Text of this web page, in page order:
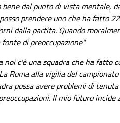
bene dal punto di vista mentale,
prendere uno che ha fatto
dalla partita. Quando
di preoccupazione"
noi c'è una squadra che ha fatto
Roma alla vigilia del
possa avere problemi di
Il mio futuro incide